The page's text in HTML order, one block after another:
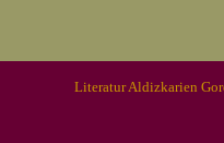
Literatur Aldizkarien